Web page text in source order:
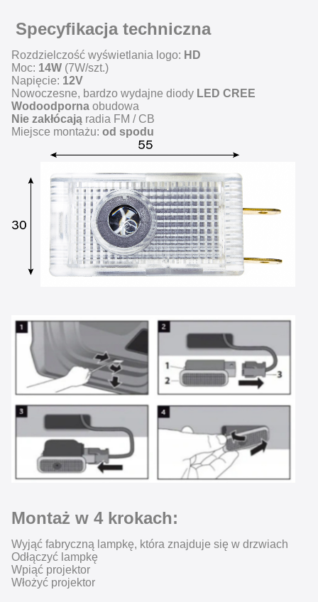
Specyfikacja techniczna
Rozdzielczość wyświetlania logo: HD
Moc: 14W (7W/szt.)
Napięcie: 12V
Nowoczesne, bardzo wydajne diody LED CREE
Wodoodporna obudowa
Nie zakłócają radia FM / CB
Miejsce montażu: od spodu
Montaż w 4 krokach:
Wyjąć fabryczną lampkę, która znajduje się w drzwiach
Odłączyć lampkę
Wpiąć projektor
Włożyć projektor